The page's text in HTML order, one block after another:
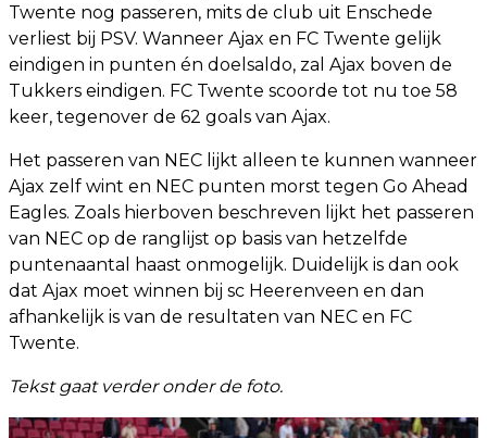
Twente nog passeren, mits de club uit Enschede
verliest bij PSV. Wanneer Ajax en FC Twente gelijk
eindigen in punten én doelsaldo, zal Ajax boven de
Tukkers eindigen. FC Twente scoorde tot nu toe 58
keer, tegenover de 62 goals van Ajax.
Het passeren van NEC lijkt alleen te kunnen wanneer
Ajax zelf wint en NEC punten morst tegen Go Ahead
Eagles. Zoals hierboven beschreven lijkt het passeren
van NEC op de ranglijst op basis van hetzelfde
puntenaantal haast onmogelijk. Duidelijk is dan ook
dat Ajax moet winnen bij sc Heerenveen en dan
afhankelijk is van de resultaten van NEC en FC
Twente.
Tekst gaat verder onder de foto.